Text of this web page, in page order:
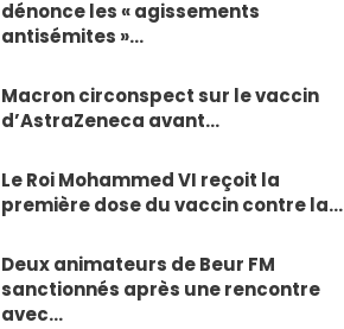
dénonce les « agissements
antisémites »…
Macron circonspect sur le vaccin
d’AstraZeneca avant…
Le Roi Mohammed VI reçoit la
première dose du vaccin contre la…
Deux animateurs de Beur FM
sanctionnés après une rencontre
avec…